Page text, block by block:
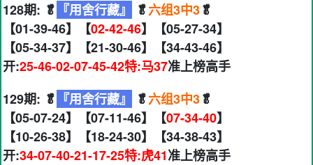
128期: 🥬 『用舍行藏』 🥬六组3中3🥬
【01-39-46】【02-42-46】【05-27-34】
【05-34-37】【21-30-46】【34-43-46】
开:25-46-02-07-45-42特:马37准上榜高手
129期: 🥬 『用舍行藏』 🥬六组3中3🥬
【05-07-24】【07-11-46】【07-34-40】
【10-26-38】【18-24-30】【34-38-43】
开:34-07-40-21-17-25特:虎41准上榜高手